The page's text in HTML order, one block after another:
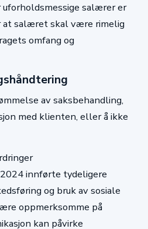
salærer er
at salæret skal være rimelig
omfang og
av saksbehandling,
med klienten, eller å ikke
innførte tydeligere
og bruk av sosiale
oppmerksomme på
kan påvirke